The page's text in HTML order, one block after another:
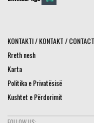
KONTAKTI / KONTAKT / CONTACT
Rreth nesh
Karta
Politika e Privatësisë
Kushtet e Përdorimit